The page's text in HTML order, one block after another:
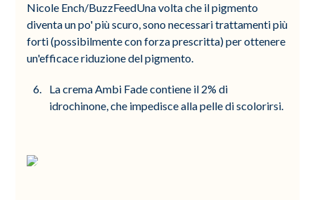
Nicole Ench/BuzzFeedUna volta che il pigmento
diventa un po' più scuro, sono necessari trattamenti più
forti (possibilmente con forza prescritta) per ottenere
un'efficace riduzione del pigmento.
La crema Ambi Fade contiene il 2% di
idrochinone, che impedisce alla pelle di scolorirsi.